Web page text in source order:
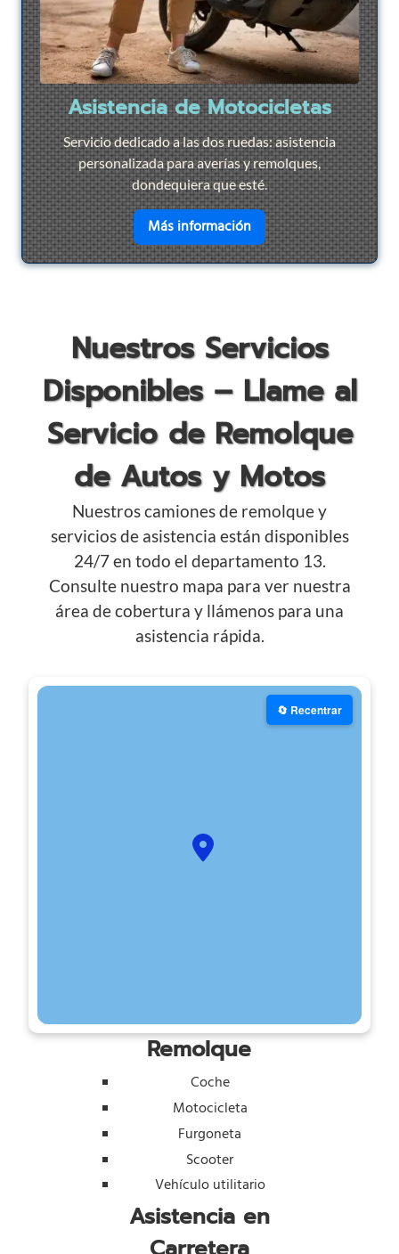
Asistencia de Motocicletas
Servicio dedicado a las dos ruedas: asistencia
personalizada para averías y remolques,
dondequiera que esté.
Más informaciónen savoir plus sur
Nuestros Servicios
Disponibles – Llame al
Servicio de Remolque
de Autos y Motos
Nuestros camiones de remolque y
servicios de asistencia están disponibles
24/7 en todo el departamento 13.
Consulte nuestro mapa para ver nuestra
área de cobertura y llámenos para una
asistencia rápida.
🔄 Recentrar
Remolque
Coche
Motocicleta
Furgoneta
Scooter
Vehículo utilitario
Asistencia en